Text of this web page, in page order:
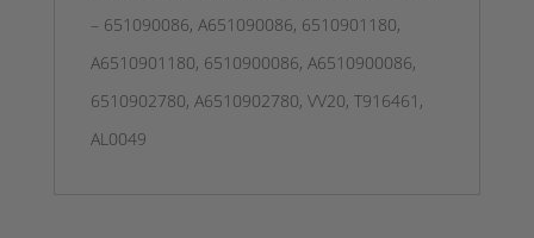
– 651090086, A651090086, 6510901180,
A6510901180, 6510900086, A6510900086,
6510902780, A6510902780, VV20, T916461,
AL0049